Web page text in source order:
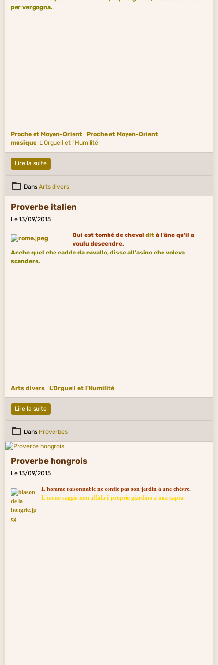
per vergogna.
Proche et Moyen-Orient
Proche et Moyen-Orient
musique L'Orgueil et l'Humilité
Lire la suite
Dans Arts divers
Proverbe italien
Le 13/09/2015
Qui est tombé de cheval dità l'âne qu'il a
voulu descendre.
Anche quel che cadde da cavallo, disse all'asino che voleva
scendere.
Arts divers L'Orgueil et l'Humilité
Lire la suite
Dans Proverbes
Proverbe hongrois
Le 13/09/2015
L'homme raisonnable ne confie pas son jardin à une chèvre.
L'uomo saggio non affida il proprio giardino a una capra.